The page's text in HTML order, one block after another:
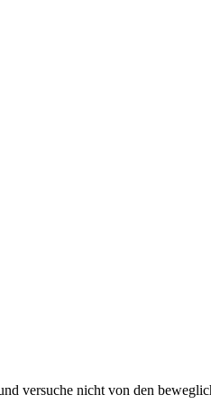
versuche nicht von den